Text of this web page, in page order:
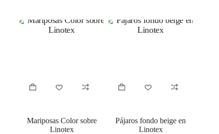
Mariposas Color sobre
Linotex
Pájaros fondo beige en
Linotex